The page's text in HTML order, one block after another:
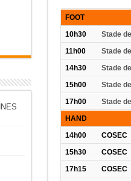
FOOT
10h30
Stade
11h00
Stade
14h30
Stade
15h00
Stade
17h00
Stade
HAND
14h00
COSEC
15h30
COSEC
17h15
COSEC